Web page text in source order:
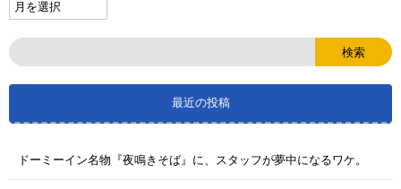
最近の投稿
ドーミーイン名物『夜鳴きそば』に、スタッフが夢中になるワケ。